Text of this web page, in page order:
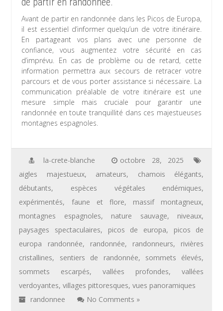
Avant de partir en randonnée dans les Picos de Europa,
il est essentiel d’informer quelqu’un de votre itinéraire.
En partageant vos plans avec une personne de
confiance, vous augmentez votre sécurité en cas
d’imprévu. En cas de problème ou de retard, cette
information permettra aux secours de retracer votre
parcours et de vous porter assistance si nécessaire. La
communication préalable de votre itinéraire est une
mesure simple mais cruciale pour garantir une
randonnée en toute tranquillité dans ces majestueuses
montagnes espagnoles.
la-crete-blanche
octobre 28, 2025
aigles majestueux, amateurs, chamois élégants,
débutants, espèces végétales endémiques,
expérimentés, faune et flore, massif montagneux,
montagnes espagnoles, nature sauvage, niveaux,
paysages spectaculaires, picos de europa, picos de
europa randonnée, randonnée, randonneurs, rivières
cristallines, sentiers de randonnée, sommets élevés,
sommets escarpés,vallées profondes,vallées
verdoyantes,villages pittoresques,vues panoramiques
randonnee
No Comments »